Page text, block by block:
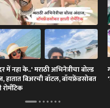
में नहा के..' मराठी अभिनेत्रीचा बोल्ड
हातात बिअरची बॉटल, बॉयफ्रेंडसोबत
रोमँटिक